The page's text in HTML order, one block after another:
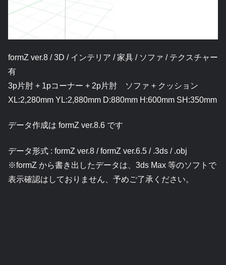
formZ ver.8 / 3D / インテリア / 家具 / ソファ / テクスチャー
有
3p片肘 + 1pコーナー + 2p片肘 ソファ + クッション
XL:2,280mm YL:2,880mm D:880mm H:600mm SH:350mm
データ作成は formZ ver.8.6 です
データ形式 : formZ ver.8 / formZ ver.6.5 / .3ds / .obj
※formZ から書き出したデータは、3ds Max 等のソフトで
表示確認はしておりません、予めご了承ください。